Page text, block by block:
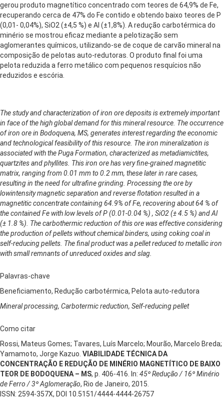
gerou produto magnetítico concentrado com teores de 64,9% de Fe,
recuperando cerca de 47% do Fe contido e obtendo baixo teores de P
(0,01- 0,04%), SiO2 (±4,5 %) e Al (±1,8%). A redução carbotérmica do
minério se mostrou eficaz mediante a pelotização sem
aglomerantes químicos, utilizando-se de coque de carvão mineral na
composição de pelotas auto-redutoras. O produto final foi uma
pelota reduzida a ferro metálico com pequenos resquícios não
reduzidos e escória.
The study and characterization of iron ore deposits is extremely important
in face of the high global demand for this mineral resource. The occurrence
of iron ore in Bodoquena, MS, generates interest regarding the economic
and technological feasibility of this resource. The iron mineralization is
associated with the Puga Formation, characterized as metadiamictites,
quartzites and phyllites. This iron ore has very fine-grained magnetitic
matrix, ranging from 0.01 mm to 0.2 mm, these later in rare cases,
resulting in the need for ultrafine grinding. Processing the ore by
lowintensity magnetic separation and reverse flotation resulted in a
magnetitic concentrate containing 64.9% of Fe, recovering about 64 % of
the contained Fe with low levels of P (0.01-0.04 %) , SiO2 (± 4.5 %) and Al
(± 1.8 %). The carbothermic reduction of this ore was effective considering
the production of pellets without chemical binders, using coking coal in
self-reducing pellets. The final product was a pellet reduced to metallic iron
with small remnants of unreduced oxides and slag.
Palavras-chave
Beneficiamento, Redução carbotérmica, Pelota auto-redutora
Mineral processing, Carbotermic reduction, Self-reducing pellet
Como citar
Rossi, Mateus Gomes; Tavares, Luís Marcelo; Mourão, Marcelo Breda;
Yamamoto, Jorge Kazuo. VIABILIDADE TÉCNICA DA
CONCENTRAÇÃO E REDUÇÃO DE MINÉRIO MAGNETÍTICO DE BAIXO
TEOR DE BODOQUENA – MS, p. 406-416. In: 45º Redução / 16º Minério
de Ferro / 3º Aglomeração, Rio de Janeiro, 2015.
ISSN: 2594-357X, DOI 10.5151/4444-4444-26757